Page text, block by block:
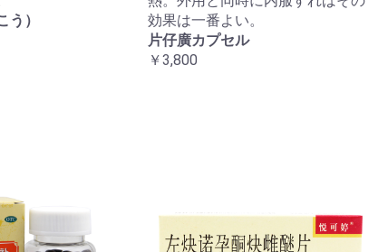
う）
効果は一番よい。
片仔廣カプセル
￥3,800